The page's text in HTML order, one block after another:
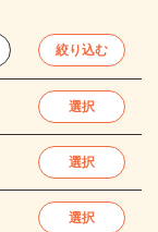
絞り込む
選択
選択
選択